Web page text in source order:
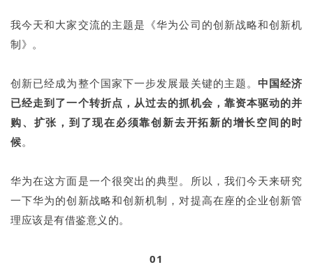
我今天和大家交流的主题是《华为公司的创新战略和创新机
制》。
创新已经成为整个国家下一步发展最关键的主题。中国经济
已经走到了一个转折点，从过去的抓机会，靠资本驱动的并
购、扩张，到了现在必须靠创新去开拓新的增长空间的时
候。
华为在这方面是一个很突出的典型。所以，我们今天来研究
一下华为的创新战略和创新机制，对提高在座的企业创新管
理应该是有借鉴意义的。
01